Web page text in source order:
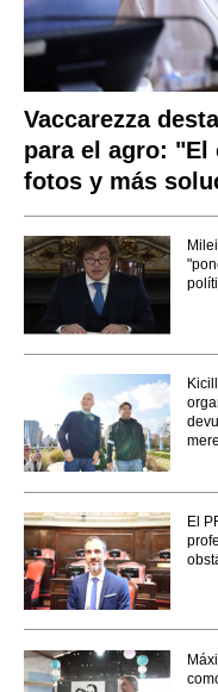
Vaccarezza
para el agro: "El
fotos y más
El